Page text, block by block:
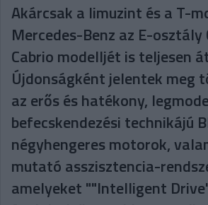
Akárcsak a limuzint és a T-
Mercedes-Benz az E-osztály
Cabrio modelljét is teljesen
Újdonságként jelentek meg
az erős és hatékony,
befecskendezési technikájú
négyhengeres motorok,
mutató asszisztencia-
amelyeket ""Intelligent